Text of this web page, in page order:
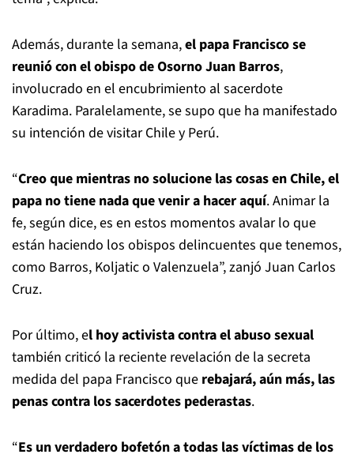
Además, durante la semana,el papa Francisco se
reunió con el obispo de Osorno Juan Barros,
involucrado en el encubrimiento al sacerdote
Karadima. Paralelamente, se supo que ha manifestado
su intención de visitar Chile y Perú.
“Creo que mientras no solucione las cosas en Chile, el
papa no tiene nada que venir a hacer aquí. Animar la
fe, según dice, es en estos momentos avalar lo que
están haciendo los obispos delincuentes que tenemos,
como Barros, Koljatic o Valenzuela”, zanjó Juan Carlos
Cruz.
Por último, el hoy activista contra el abuso sexual
también criticó la reciente revelación de la secreta
medida del papa Francisco que rebajará, aún más, las
penas contra los sacerdotes pederastas.
“Es un verdadero bofetón a todas las víctimas de los